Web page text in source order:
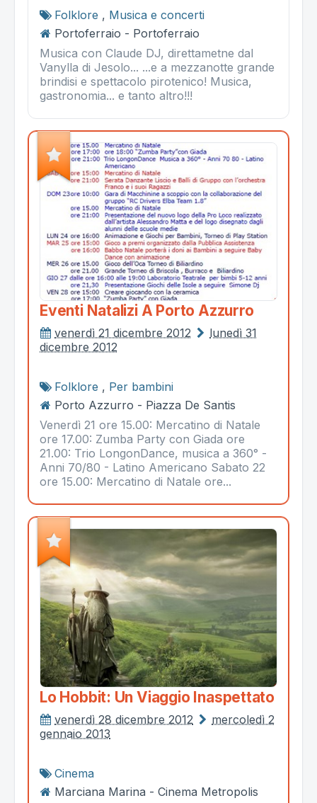
Folklore , Musica e concerti
Portoferraio - Portoferraio
Musica con Claude DJ, direttametne dal
Vanylla di Jesolo... ...e a mezzanotte grande
brindisi e spettacolo pirotenico! Musica,
gastronomia... e tanto altro!!!
Eventi Natalizi A Porto Azzurro
venerdì 21 dicembre 2012
lunedì 31
dicembre 2012
Folklore , Per bambini
Porto Azzurro - Piazza De Santis
Venerdì 21 ore 15.00: Mercatino di Natale
ore 17.00: Zumba Party con Giada ore
21.00: Trio LongonDance, musica a 360° -
Anni 70/80 - Latino Americano Sabato 22
ore 15.00: Mercatino di Natale ore...
Lo Hobbit: Un Viaggio Inaspettato
venerdì 28 dicembre 2012
mercoledì 2
gennaio 2013
Cinema
Marciana Marina - Cinema Metropolis